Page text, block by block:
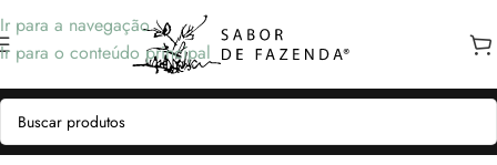
Ir para a navegação
Ir para o conteúdo principal